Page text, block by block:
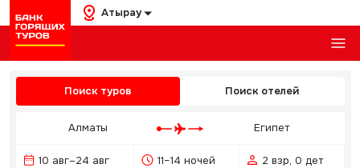
Атырау
Поиск туров Поиск отелей
Алматы Египет
10 авг–24 авг 11–14 ночей 2 взр, 0 дет